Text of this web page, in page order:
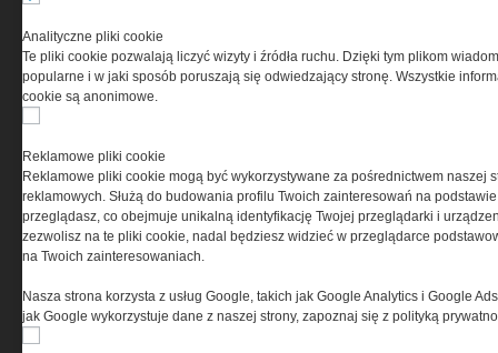
Sztabem Komendanta Głównego SG,
a także wieloma innymi krajo­wymi
służbami i jednostkami specjalnymi: BOA
„Piątką” ABW, BOR, Strażą Pożarną, Służbą
Celno-Skarbową KAS (dawniej Służ­bą
Celną), Wojskami Specjalnymi SZ RP (JW
GROM, JW Formoza, JW Komandosów),
warszawskim Od­działem Specjalnym
Żandarmerii Wojskowej oraz Ośrodkiem
Szkolenia Nurków i Płetwonurków WP
Analityczne pliki cookie
Te pliki cookie pozwalają liczyć wizyty i źródła ruchu. Dzięki tym plikom
popularne i w jaki sposób poruszają się odwiedzający stronę. Wszystkie
cookie są anonimowe.
Reklamowe pliki cookie
Reklamowe pliki cookie mogą być wykorzystywane za pośrednictwem naszej
reklamowych. Służą do budowania profilu Twoich zainteresowań na
przeglądasz, co obejmuje unikalną identyfikację Twojej przeglądarki i
zezwolisz na te pliki cookie, nadal będziesz widzieć w przeglądarce
na Twoich zainteresowaniach.
Nasza strona korzysta z usług Google, takich jak Google Analytics i Google
jak Google wykorzystuje dane z naszej strony, zapoznaj się z polityką